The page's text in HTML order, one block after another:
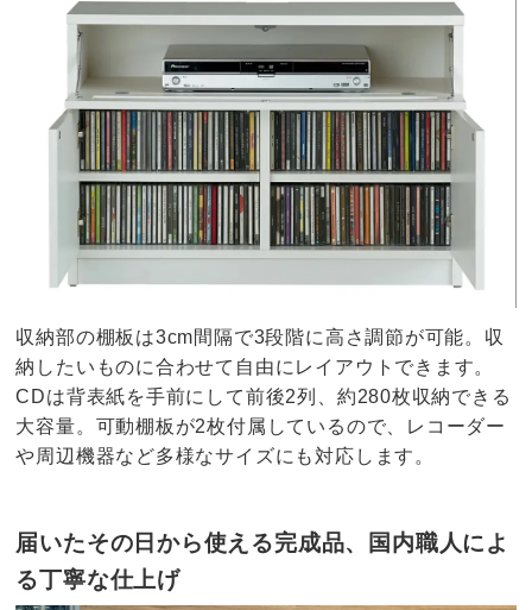
収納部の棚板は3cm間隔で3段階に高さ調節が可能。収
納したいものに合わせて自由にレイアウトできます。
CDは背表紙を手前にして前後2列、約280枚収納できる
大容量。可動棚板が2枚付属しているので、レコーダー
や周辺機器など多様なサイズにも対応します。
届いたその日から使える完成品、国内職人によ
る丁寧な仕上げ